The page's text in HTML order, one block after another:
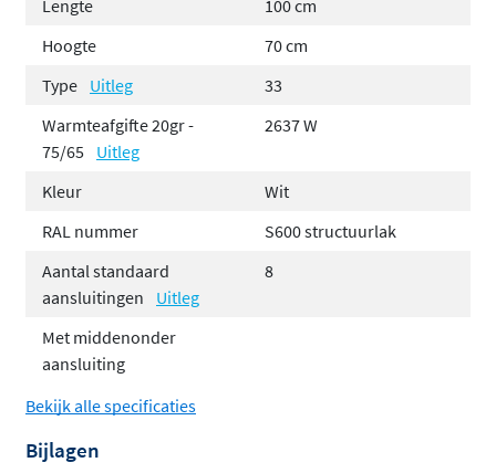
Superieure warmteafgifte
Praktisch en montagevriendelijk dankzij de
slimme middenaansluiting
Standaard met geïntegreerd ventiel
Hoogwaardige afwerking in witte structuurlak
Montagevriendelijk dankzij zijn 8 aansluitingen,
waaronder de slimme middenaansluiting
Lengte
100 cm
Hoogte
70 cm
Type Uitleg
33
Warmteafgifte 20gr -
75/65 Uitleg
2637 W
Kleur
Wit
RAL nummer
S600 structuurlak
Aantal standaard
aansluitingen
Uitleg
8
Met middenonder
aansluiting
Bekijk alle specificaties
Bijlagen